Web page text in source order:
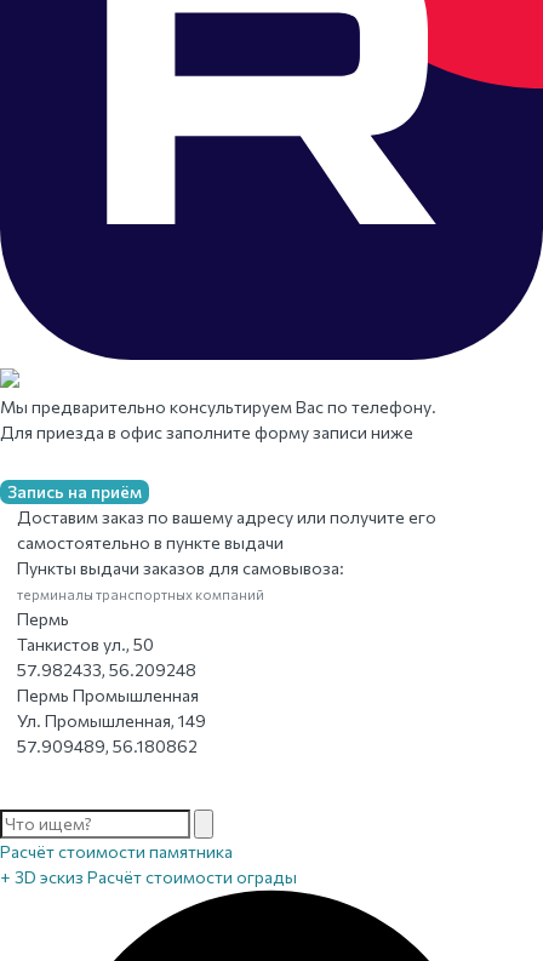
Мы предварительно консультируем Вас по телефону.
Для приезда в офис заполните форму записи ниже
Запись на приём
Доставим заказ по вашему адресу или получите его
самостоятельно в пункте выдачи
Пункты выдачи заказов для самовывоза:
терминалы транспортных компаний
Пермь
Танкистов ул., 50
57.982433, 56.209248
Пермь Промышленная
Ул. Промышленная, 149
57.909489, 56.180862
Расчёт стоимости памятника
+ 3D эскиз Расчёт стоимости ограды